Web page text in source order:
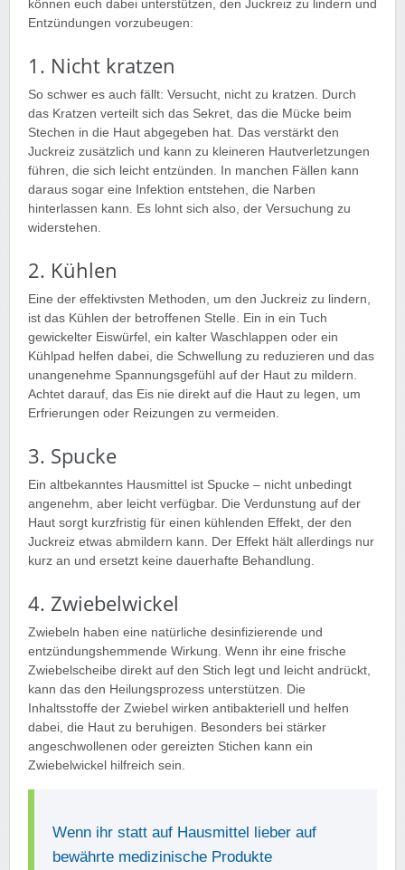
können euch dabei unterstützen, den Juckreiz zu lindern und
Entzündungen vorzubeugen:
1. Nicht kratzen
So schwer es auch fällt: Versucht, nicht zu kratzen. Durch
das Kratzen verteilt sich das Sekret, das die Mücke beim
Stechen in die Haut abgegeben hat. Das verstärkt den
Juckreiz zusätzlich und kann zu kleineren Hautverletzungen
führen, die sich leicht entzünden. In manchen Fällen kann
daraus sogar eine Infektion entstehen, die Narben
hinterlassen kann. Es lohnt sich also, der Versuchung zu
widerstehen.
2. Kühlen
Eine der effektivsten Methoden, um den Juckreiz zu lindern,
ist das Kühlen der betroffenen Stelle. Ein in ein Tuch
gewickelter Eiswürfel, ein kalter Waschlappen oder ein
Kühlpad helfen dabei, die Schwellung zu reduzieren und das
unangenehme Spannungsgefühl auf der Haut zu mildern.
Achtet darauf, das Eis nie direkt auf die Haut zu legen, um
Erfrierungen oder Reizungen zu vermeiden.
3. Spucke
Ein altbekanntes Hausmittel ist Spucke – nicht unbedingt
angenehm, aber leicht verfügbar. Die Verdunstung auf der
Haut sorgt kurzfristig für einen kühlenden Effekt, der den
Juckreiz etwas abmildern kann. Der Effekt hält allerdings nur
kurz an und ersetzt keine dauerhafte Behandlung.
4. Zwiebelwickel
Zwiebeln haben eine natürliche desinfizierende und
entzündungshemmende Wirkung. Wenn ihr eine frische
Zwiebelscheibe direkt auf den Stich legt und leicht andrückt,
kann das den Heilungsprozess unterstützen. Die
Inhaltsstoffe der Zwiebel wirken antibakteriell und helfen
dabei, die Haut zu beruhigen. Besonders bei stärker
angeschwollenen oder gereizten Stichen kann ein
Zwiebelwickel hilfreich sein.
Wenn ihr statt auf Hausmittel lieber auf
bewährte medizinische Produkte